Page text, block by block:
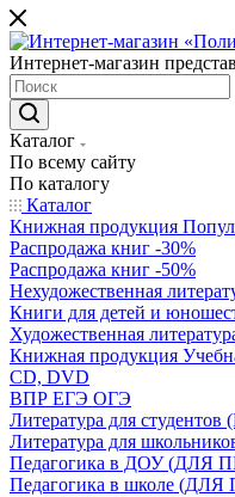
Интернет-магазин
Каталог
По всему сайту
По каталогу
Каталог
Книжная продукция
Распродажа книг -30%
Распродажа книг -50%
Нехудожественная
Книги для детей и
Художественная
Книжная продукция
CD, DVD
ВПР ЕГЭ ОГЭ
Литература для
Литература для
Педагогика в ДОУ
Педагогика в школе